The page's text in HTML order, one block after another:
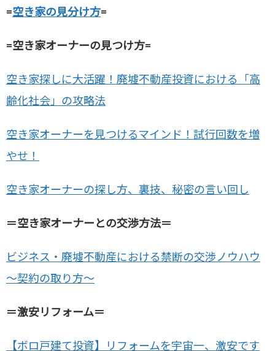
=空き家の見分け方=
=空き家オーナーの見つけ方=
空き家探しに大活躍！廃墟不動産投資における「高
齢化社会」の攻略法
空き家オーナーを見つけるマインド！試行回数を増
やせ！
空き家オーナーの探し方、裏技、秘密の言い回し
＝空き家オーナーとの交渉方法＝
ビジネス・廃墟不動産における禁断の交渉ノウハウ
～契約の取り方～
＝激安リフォーム＝
【ボロ戸建て投資】リフォームを宇宙一、激安です